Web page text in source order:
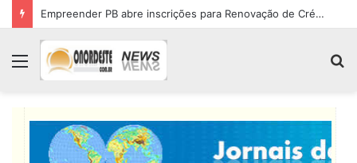
Empreender PB abre inscrições para Renovação de Crédito
Menu